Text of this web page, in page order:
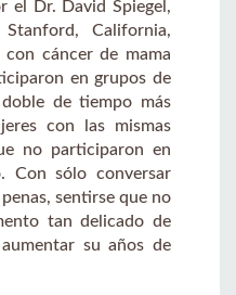
el Dr. David Spiegel,
California,
cáncer de mama
en grupos de
de tiempo más
con las mismas
no participaron en
Con sólo conversar
sentirse que no
tan delicado de
su años de